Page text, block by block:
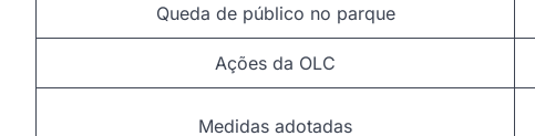
Queda de público no parque
Ações da OLC
Medidas adotadas